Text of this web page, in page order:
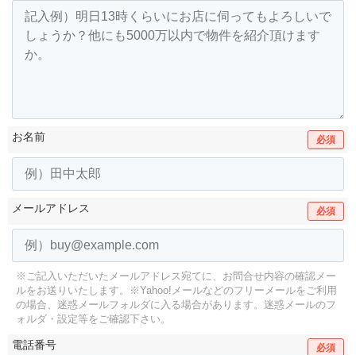
お名前 必須
メールアドレス 必須
※ご記入いただいたメールアドレス宛てに、お問合せ内容の確認メー
ルをお送りいたします。
※Yahoo!メールなどのフリーメールをご利用
の場合、迷惑メールフォルダに入る場合があります。 迷惑メールのフ
ォルダ・設定等をご確認下さい。
電話番号 必須